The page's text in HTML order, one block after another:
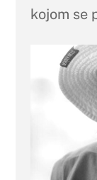
kojom se